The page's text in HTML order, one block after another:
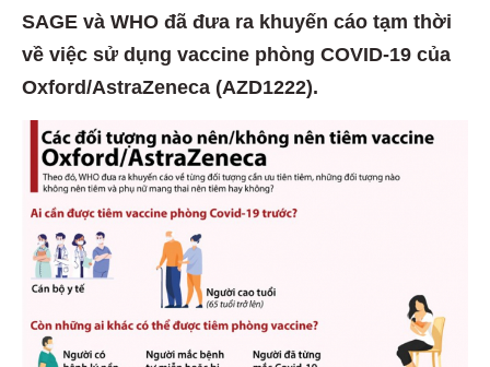
SAGE và WHO đã đưa ra khuyến cáo tạm thời
về việc sử dụng vaccine phòng COVID-19 của
Oxford/AstraZeneca (AZD1222).